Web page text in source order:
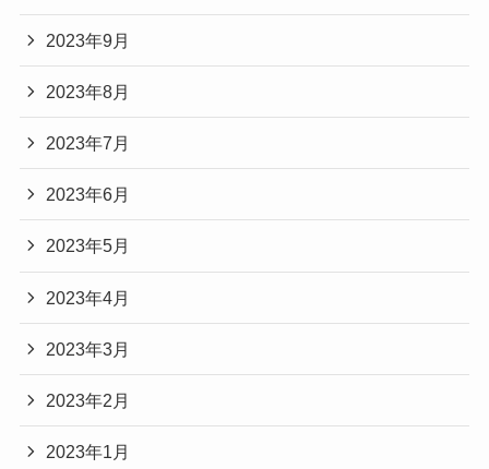
2023年9月
2023年8月
2023年7月
2023年6月
2023年5月
2023年4月
2023年3月
2023年2月
2023年1月